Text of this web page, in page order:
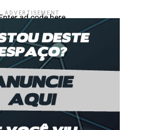
ADVERTISEMENT
ad code here